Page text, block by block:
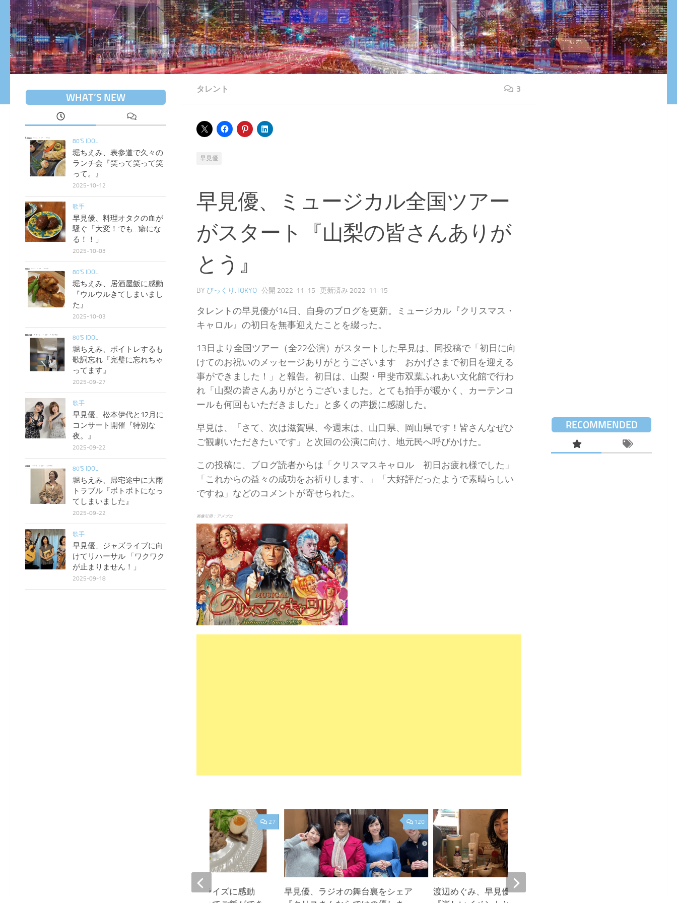
タレント 3
早見優
早見優、ミュージカル全国ツアー
がスタート『山梨の皆さんありが
とう』
BY びっくり.TOKYO · 公開 2022-11-15 · 更新済み 2022-11-15
タレントの早見優が14日、自身のブログを更新。ミュージカル『クリスマス・
キャロル』の初日を無事迎えたことを綴った。
13日より全国ツアー（全22公演）がスタートした早見は、同投稿で「初日に向
けてのお祝いのメッセージありがとうございます おかげさまで初日を迎える
事ができました！」と報告。初日は、山梨・甲斐市双葉ふれあい文化館で行わ
れ「山梨の皆さんありがとうございました。とても拍手が暖かく、カーテンコ
ールも何回もいただきました」と多くの声援に感謝した。
早見は、「さて、次は滋賀県、今週末は、山口県、岡山県です！皆さんなぜひ
ご観劇いただきたいです」と次回の公演に向け、地元民へ呼びかけた。
この投稿に、ブログ読者からは「クリスマスキャロル 初日お疲れ様でした」
「これからの益々の成功をお祈りします。」「大好評だったようで素晴らしい
ですね」などのコメントが寄せられた。
画像引用：アメブロ
120
早見優、ラジオの舞台裏をシェア
渡辺めぐみ、早見優とズンバ共演
27
早見優、娘のサプライズに感動
WHAT’S NEW
80'S IDOL
堀ちえみ、表参道で久々の
ランチ会『笑って笑って笑
って。』
2025-10-12
歌手
早見優、料理オタクの血が
騒ぐ「大変！でも…癖にな
る！！」
2025-10-03
80'S IDOL
堀ちえみ、居酒屋飯に感動
『ウルウルきてしまいまし
た』
2025-10-03
80'S IDOL
堀ちえみ、ボイトレするも
歌詞忘れ『完璧に忘れちゃ
ってます』
2025-09-27
歌手
早見優、松本伊代と12月に
コンサート開催『特別な
夜。』
2025-09-22
80'S IDOL
堀ちえみ、帰宅途中に大雨
トラブル『ボトボトになっ
てしまいました』
2025-09-22
歌手
早見優、ジャズライブに向
けてリハーサル 「ワクワク
が止まりません！」
2025-09-18
RECOMMENDED